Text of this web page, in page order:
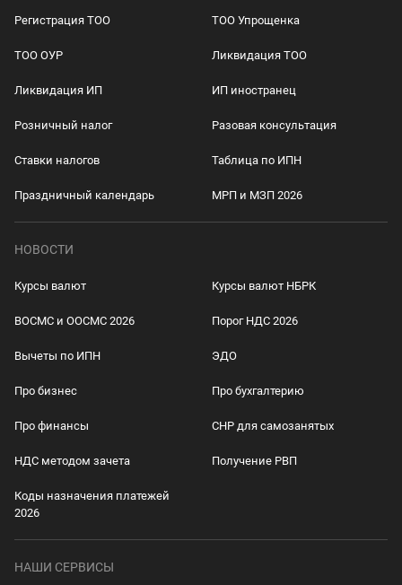
Регистрация ТОО ТОО Упрощенка
ТОО ОУР Ликвидация ТОО
Ликвидация ИП ИП иностранец
Розничный налог Разовая консультация
Ставки налогов Таблица по ИПН
Праздничный календарь МРП и МЗП 2026
НОВОСТИ
Курсы валют Курсы валют НБРК
ВОСМС и ООСМС 2026 Порог НДС 2026
Вычеты по ИПН ЭДО
Про бизнес Про бухгалтерию
Про финансы СНР для самозанятых
НДС методом зачета Получение РВП
Коды назначения платежей
2026
НАШИ СЕРВИСЫ